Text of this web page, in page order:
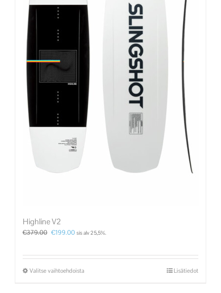
Highline V2
€379.00 €199.00 sis alv 25,5%.
Valitse vaihtoehdoista Lisätiedot